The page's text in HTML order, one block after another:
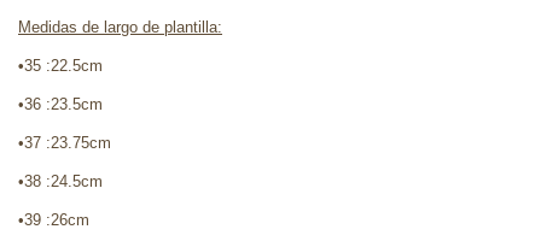
Medidas de largo de plantilla:
•35 :22.5cm
•36 :23.5cm
•37 :23.75cm
•38 :24.5cm
•39 :26cm